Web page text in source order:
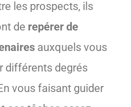
les prospects, ils
de repérer de
auxquels vous
différents degrés
vous faisant guider